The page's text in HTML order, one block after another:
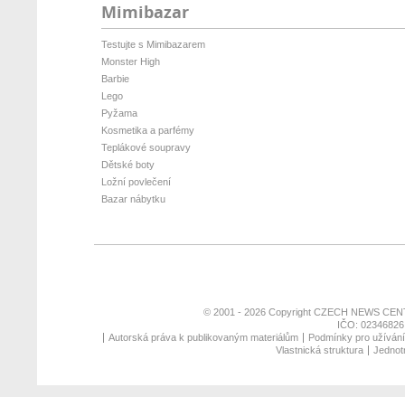
Mimibazar
Testujte s Mimibazarem
Monster High
Barbie
Lego
Pyžama
Kosmetika a parfémy
Teplákové soupravy
Dětské boty
Ložní povlečení
Bazar nábytku
© 2001 - 2026 Copyright CZECH NEWS
IČO:
Autorská práva k publikovaným materiálům
Podmínky pro
Vlastnická struktura